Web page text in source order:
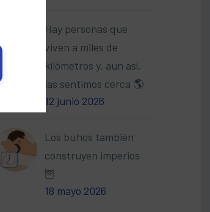
Hay personas que
viven a miles de
kilómetros y, aun así,
las sentimos cerca 🌎
12 junio 2026
Los búhos también
construyen imperios
🦉
18 mayo 2026